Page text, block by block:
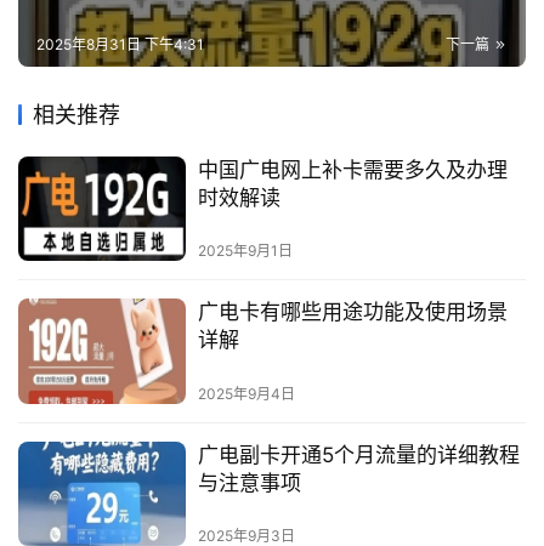
下一篇
2025年8月31日 下午4:31
相关推荐
中国广电网上补卡需要多久及办理
时效解读
2025年9月1日
广电卡有哪些用途功能及使用场景
详解
2025年9月4日
广电副卡开通5个月流量的详细教程
与注意事项
2025年9月3日